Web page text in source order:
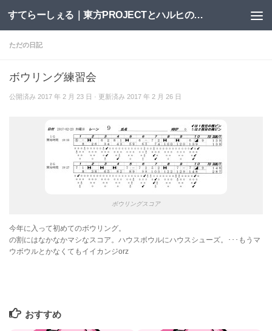
コンテンツへスキップ すてらーしぇる｜東方PROJECTとハルヒの二次創作サイト
ただの日記
ボウリング練習会
公開済み 2017 年 2 月 23 日 · 更新済み 2017 年 2 月 26 日
ボウリングスコア
今年に入って初めてのボウリング。
の割にはなかなかマシなスコア。ハウスボウルにハウスシューズ。･･･もうマ
ウボウルとかなくてもイイカンジorz
おすすめ